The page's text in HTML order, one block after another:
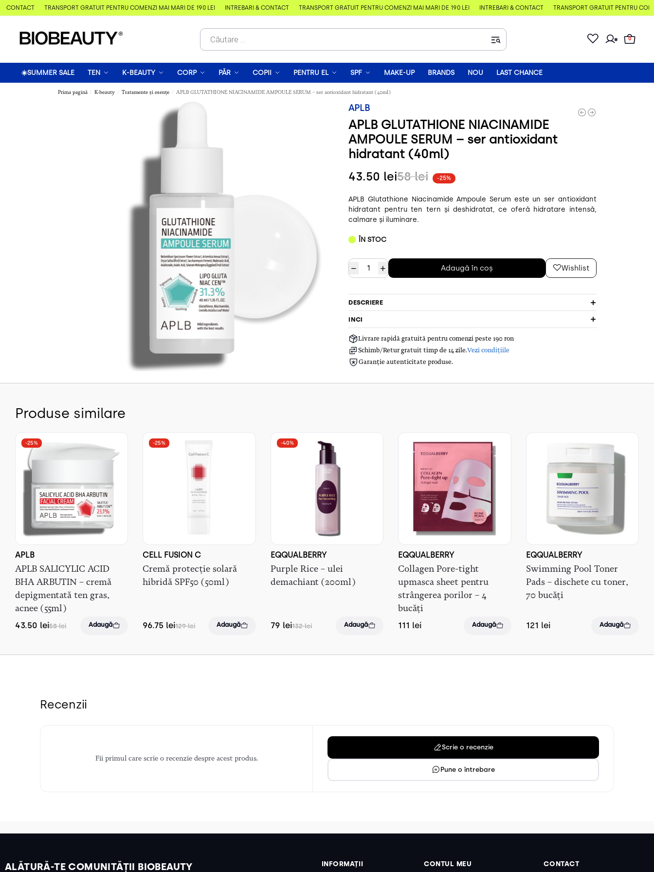
TRANSPORT GRATUIT PENTRU COMENZI MAI MARI DE 190 LEI ÎNTREBĂRI & CONTACT TRANSPORT GRATUIT PENTRU COMENZI MAI MARI DE 190 LEI ÎNTREBĂRI & CONTACT TRANSPORT GRATUIT PENTRU
0
☀️SUMMER SALE TEN K-BEAUTY CORP PĂR COPII PENTRU EL SPF MAKE-UP BRANDS NOU LAST CHANCE
Prima pagină / K-beauty / Tratamente și esențe / APLB GLUTATHIONE NIACINAMIDE AMPOULE SERUM – ser antioxidant hidratant (40ml)
APLB
APLB GLUTATHIONE NIACINAMIDE
AMPOULE SERUM – ser antioxidant
hidratant (40ml)
58lei
43.50 lei -25%
APLB Glutathione Niacinamide Ampoule Serum este un ser antioxidant
hidratant pentru ten tern și deshidratat, ce oferă hidratare intensă,
calmare și iluminare.
ÎN STOC
− + Adaugă în coș Wishlist
DESCRIERE
INCI
Livrare rapidă gratuită pentru comenzi peste 190 ron
Schimb/Retur gratuit timp de 14 zile.Vezi condițiile
Garanție autenticitate produse.
Produse similare
-25%
APLB
APLB SALICYLIC ACID
BHA ARBUTIN – cremă
depigmentată ten gras,
acnee (55ml)
58lei
43.50 lei Adaugă
-25%
CELL FUSION C
Cremă protecție solară
hibridă SPF50 (50ml)
129lei
96.75 lei Adaugă
-40%
EQQUALBERRY
Purple Rice – ulei
demachiant (200ml)
132lei
79 lei Adaugă
EQQUALBERRY
Collagen Pore-tight
upmasca sheet pentru
strângerea porilor – 4
bucăți
111 lei Adaugă
EQQUALBERRY
Swimming Pool Toner
Pads – dischete cu toner,
70 bucăți
121 lei Adaugă
Recenzii
Fii primul care scrie o recenzie despre acest produs.
Scrie o recenzie
Pune o întrebare
ALĂTURĂ-TE COMUNITĂȚII BIOBEAUTY INFORMAȚII CONTUL MEU CONTACT